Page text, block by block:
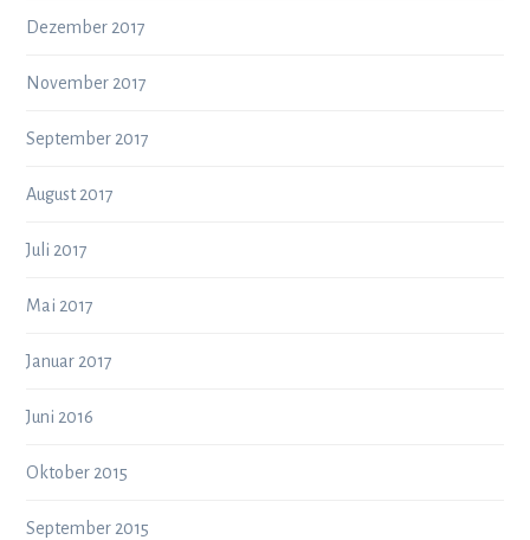
Dezember 2017
November 2017
September 2017
August 2017
Juli 2017
Mai 2017
Januar 2017
Juni 2016
Oktober 2015
September 2015